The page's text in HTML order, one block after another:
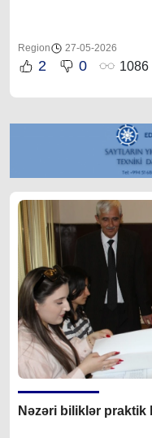
Region 27-05-2026
2 0 1086
Nəzəri biliklər praktik